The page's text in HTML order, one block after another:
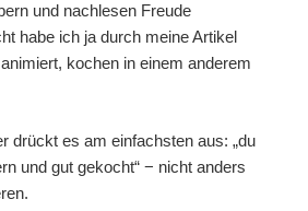
und nachlesen Freude
habe ich ja durch meine Artikel
kochen in einem anderem
drückt es am einfachsten aus: „du
und gut gekocht“ − nicht anders